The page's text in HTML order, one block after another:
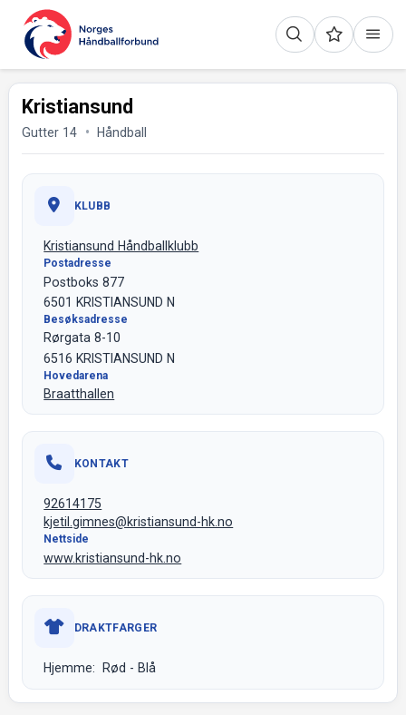
Kristiansund
Gutter 14 Håndball
KLUBB
Kristiansund Håndballklubb
Postadresse
Postboks 877
6501 KRISTIANSUND N
Besøksadresse
Rørgata 8-10
6516 KRISTIANSUND N
Hovedarena
Braatthallen
KONTAKT
92614175
kjetil.gimnes@kristiansund-hk.no
Nettside
www.kristiansund-hk.no
DRAKTFARGER
Hjemme: Rød - Blå